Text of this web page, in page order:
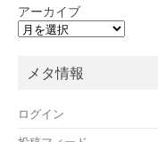
アーカイブ
メタ情報
ログイン